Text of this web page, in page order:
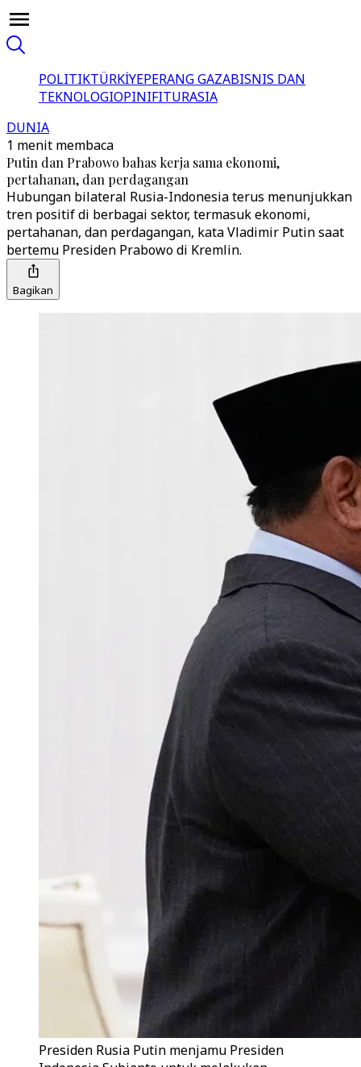
POLITIKTÜRKİYEPERANG GAZABISNIS DAN
TEKNOLOGIOPINIFITURASIA
DUNIA
1 menit membaca
Putin dan Prabowo bahas kerja sama ekonomi,
pertahanan, dan perdagangan
Hubungan bilateral Rusia-Indonesia terus menunjukkan
tren positif di berbagai sektor, termasuk ekonomi,
pertahanan, dan perdagangan, kata Vladimir Putin saat
bertemu Presiden Prabowo di Kremlin.
Bagikan
Presiden Rusia Putin menjamu Presiden